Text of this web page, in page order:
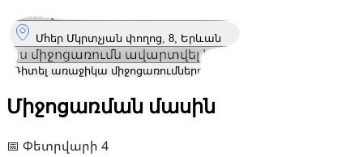
Մհեր Մկրտչյան փողոց, 8, Երևան
Այս միջոցառումն ավարտվել է
Դիտել առաջիկա միջոցառումները
Միջոցառման մասին
📅 Փետրվարի 4